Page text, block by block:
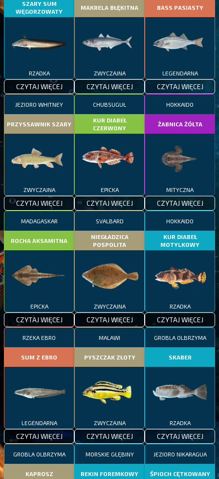
SZARY SUM
WĘGORZOWATY
RZADKA
CZYTAJ WIĘCEJ
MAKRELA BŁĘKITNA
ZWYCZAJNA
CZYTAJ WIĘCEJ
BASS PASIASTY
LEGENDARNA
CZYTAJ WIĘCEJ
JEZIORO WHITNEY
PRZYSSAWNIK SZARY
ZWYCZAJNA
CZYTAJ WIĘCEJ
CHUBSUGUŁ
KUR DIABEŁ
CZERWONY
EPICKA
CZYTAJ WIĘCEJ
HOKKAIDO
ŻABNICA ŻÓŁTA
MITYCZNA
CZYTAJ WIĘCEJ
MADAGASKAR
ROCHA AKSAMITNA
EPICKA
CZYTAJ WIĘCEJ
SVALBARD
NIEGŁADZICA
POSPOLITA
ZWYCZAJNA
CZYTAJ WIĘCEJ
HOKKAIDO
KUR DIABEŁ
MOTYLKOWY
RZADKA
CZYTAJ WIĘCEJ
RZEKA EBRO
SUM Z EBRO
LEGENDARNA
CZYTAJ WIĘCEJ
MALAWI
PYSZCZAK ZŁOTY
ZWYCZAJNA
CZYTAJ WIĘCEJ
GROBLA OLBRZYMA
SKABER
RZADKA
CZYTAJ WIĘCEJ
GROBLA OLBRZYMA
KAPROSZ
MORSKIE GŁĘBINY
REKIN FOREMKOWY
JEZIORO NIKARAGUA
ŚPIOCH CĘTKOWANY